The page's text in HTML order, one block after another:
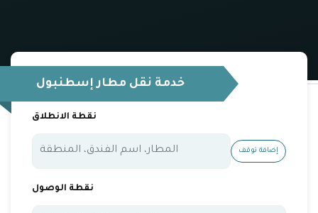
خدمة نقل مطار إسطنبول
نقطة الانطلاق
إضافة توقف
نقطة الوصول